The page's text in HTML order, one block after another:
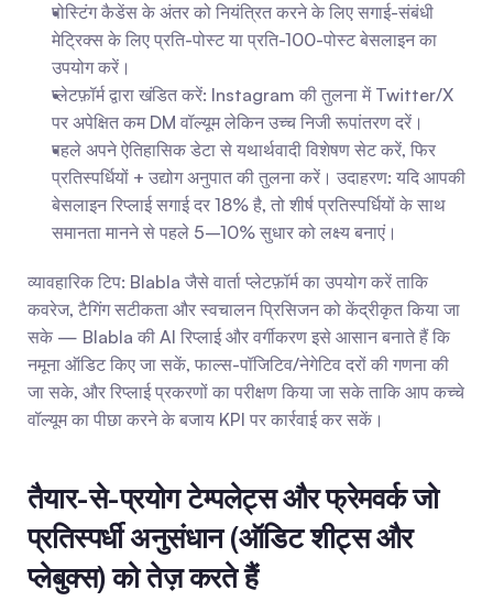
पोस्टिंग कैडेंस के अंतर को नियंत्रित करने के लिए सगाई-संबंधी
मेट्रिक्स के लिए प्रति-पोस्ट या प्रति-100-पोस्ट बेसलाइन का
उपयोग करें।
प्लेटफ़ॉर्म द्वारा खंडित करें: Instagram की तुलना में Twitter/X
पर अपेक्षित कम DM वॉल्यूम लेकिन उच्च निजी रूपांतरण दरें।
पहले अपने ऐतिहासिक डेटा से यथार्थवादी विशेषण सेट करें, फिर
प्रतिस्पर्धियों + उद्योग अनुपात की तुलना करें। उदाहरण: यदि आपकी
बेसलाइन रिप्लाई सगाई दर 18% है, तो शीर्ष प्रतिस्पर्धियों के साथ
समानता मानने से पहले 5–10% सुधार को लक्ष्य बनाएं।
व्यावहारिक टिप: Blabla जैसे वार्ता प्लेटफ़ॉर्म का उपयोग करें ताकि
कवरेज, टैगिंग सटीकता और स्वचालन प्रिसिजन को केंद्रीकृत किया जा
सके — Blabla की AI रिप्लाई और वर्गीकरण इसे आसान बनाते हैं कि
नमूना ऑडिट किए जा सकें, फाल्स-पॉजिटिव/नेगेटिव दरों की गणना की
जा सके, और रिप्लाई प्रकरणों का परीक्षण किया जा सके ताकि आप कच्चे
वॉल्यूम का पीछा करने के बजाय KPI पर कार्रवाई कर सकें।
तैयार-से-प्रयोग टेम्पलेट्स और फ्रेमवर्क जो
प्रतिस्पर्धी अनुसंधान (ऑडिट शीट्स और
प्लेबुक्स) को तेज़ करते हैं